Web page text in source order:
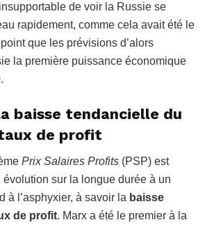
de voir la Russie se
rapidement, comme cela avait été le
que les prévisions d’alors
la première puissance économique
baisse tendancielle du
de profit
Prix Salaires Profits (PSP) est
sur la longue durée à un
à l’asphyxier, à savoir la baisse
de profit. Marx a été le premier à la